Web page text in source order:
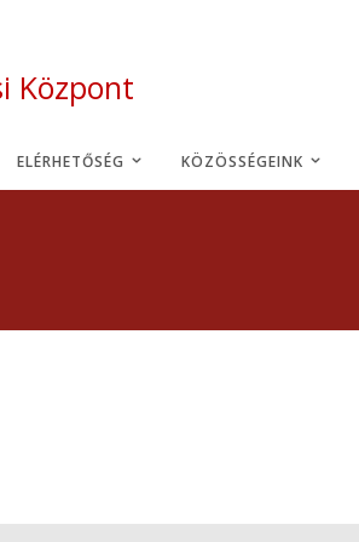
Központ
ELÉRHETŐSÉG KÖZÖSSÉGEINK